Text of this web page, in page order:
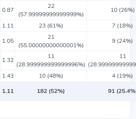
0.87
22
(57.99999999999999%)
10 (26%)
1.11 23 (61%)
7 (18%)
1.05
21
(55.00000000000001%)
9 (24%)
1.32
11
(28.999999999999996%)
11
1.43 10 (48%)
4 (19%)
1.11 182 (52%) 91